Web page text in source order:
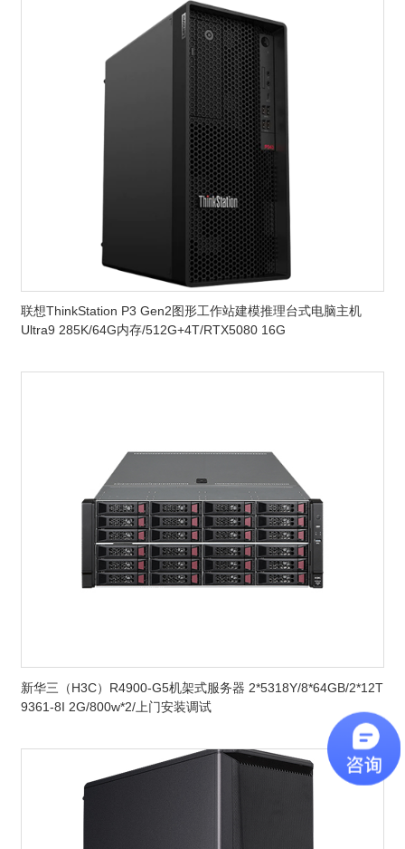
联想ThinkStation P3 Gen2图形工作站建模推理台式电脑主机
Ultra9 285K/64G内存/512G+4T/RTX5080 16G
新华三（H3C）R4900-G5机架式服务器 2*5318Y/8*64GB/2*12T
9361-8I 2G/800w*2/上门安装调试